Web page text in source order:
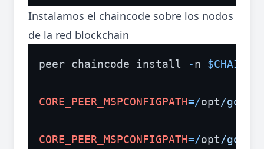
Instalamos el chaincode sobre los nodos
de la red blockchain
peer chaincode install -n
CORE_PEER_MSPCONFIGPATH=/opt/
CORE_PEER_MSPCONFIGPATH=/opt/